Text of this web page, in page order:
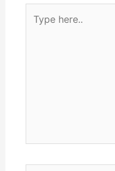
here..